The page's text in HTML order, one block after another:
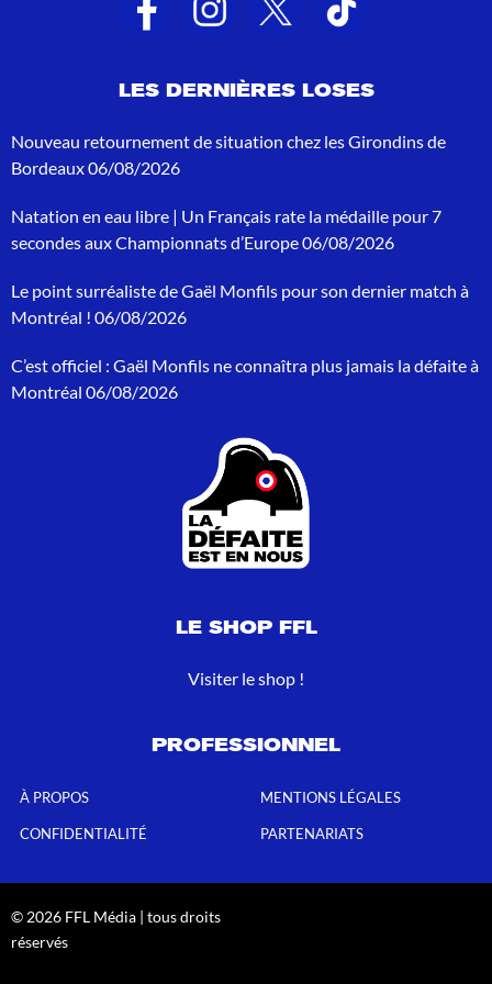
t
s
r
c
c
h
p
o
:
LES DERNIÈRES LOSES
Nouveau retournement de situation chez les Girondins de
Bordeaux06/08/2026
Natation en eau libre | Un Français rate la médaille pour 7
secondes aux Championnats d’Europe06/08/2026
Le point surréaliste de Gaël Monfils pour son dernier match à
Montréal ! 06/08/2026
C’est officiel : Gaël Monfils ne connaîtra plus jamais la défaite à
Montréal 06/08/2026
LE SHOP FFL
Visiter le shop !
PROFESSIONNEL
À PROPOS
CONFIDENTIALITÉ
MENTIONS LÉGALES
PARTENARIATS
© 2026 FFL Média | tous droits
réservés